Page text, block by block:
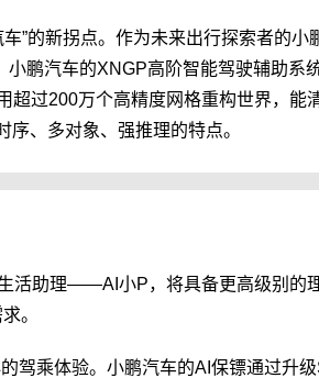
”的新拐点。作为未来出行探索者的小
鹏汽车的XNGP高阶智能驾驶辅助系
超过200万个高精度网格重构世界，能
、多对象、强推理的特点。
活助理——AI小P，将具备更高级别的
。
驾乘体验。小鹏汽车的AI保镖通过升